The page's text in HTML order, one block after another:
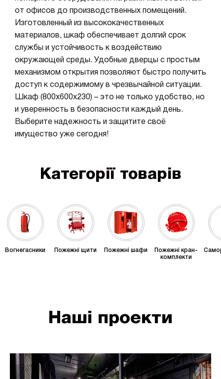
от офисов до производственных помещений.
Изготовленный из высококачественных
материалов, шкаф обеспечивает долгий срок
службы и устойчивость к воздействию
окружающей среды. Удобные дверцы с простым
механизмом открытия позволяют быстро получить
доступ к содержимому в чрезвычайной ситуации.
Шкаф (800х600х230) – это не только удобство, но
и уверенность в безопасности каждый день.
Выберите надежность и защитите своё
имущество уже сегодня!
Категорії товарів
Вогнегасники Пожежні щити Пожежні шафи
Пожежні кран-
комплекти
Наші проекти